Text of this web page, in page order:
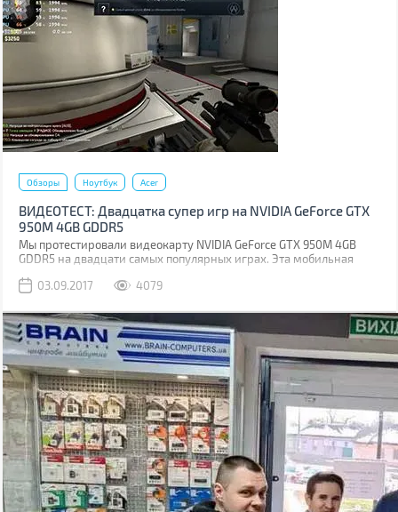
Обзоры Ноутбук Acer
ВИДЕОТЕСТ: Двадцатка супер игр на NVIDIA GeForce GTX
950M 4GB GDDR5
Мы протестировали видеокарту NVIDIA GeForce GTX 950M 4GB
GDDR5 на двадцати самых популярных играх. Эта мобильная
Поэтому нам стало интересно, что же она может за свои деньги,
03.09.2017 4079